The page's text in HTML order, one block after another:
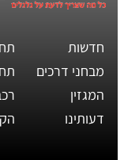
חדשות
מבחני דרכים
המגזין
דעותינו